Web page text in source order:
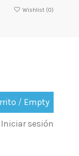
Wishlist (0)
/ Empty
Iniciar sesión